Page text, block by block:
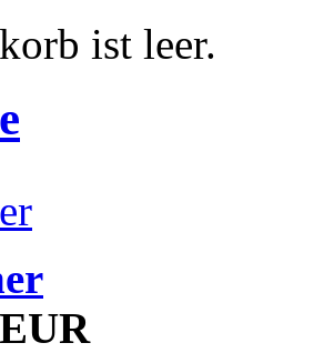
ist leer.